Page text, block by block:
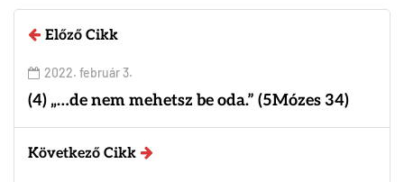
Előző Cikk
2022. február 3.
(4) „…de nem mehetsz be oda.” (5Mózes 34)
Következő Cikk